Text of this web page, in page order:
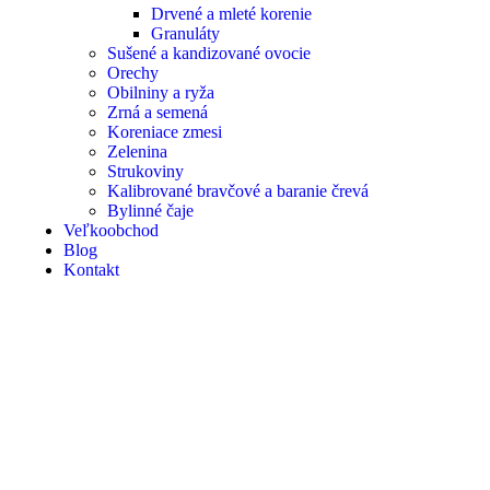
Drvené a mleté korenie
Granuláty
Sušené a kandizované ovocie
Orechy
Obilniny a ryža
Zrná a semená
Koreniace zmesi
Zelenina
Strukoviny
Kalibrované bravčové a baranie črevá
Bylinné čaje
Veľkoobchod
Blog
Kontakt